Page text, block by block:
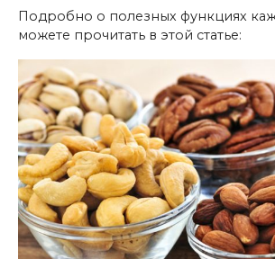
Подробно о полезных функциях
можете прочитать в этой статье: